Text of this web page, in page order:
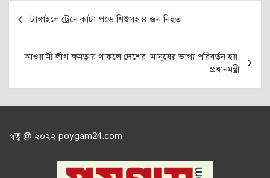
Post
navigation
টাঙ্গাইলে ট্রেনে কাটা পড়ে শিশুসহ ৪ জন নিহত
আওয়ামী লীগ ক্ষমতায় থাকলে দেশের মানুষের ভাগ্য পরিবর্তন হয়:
প্রধানমন্ত্রী
স্বত্ব @ ২০২২ poygam24.com